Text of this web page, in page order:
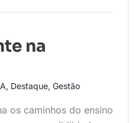
na
, Destaque, Gestão
os caminhos do ensino